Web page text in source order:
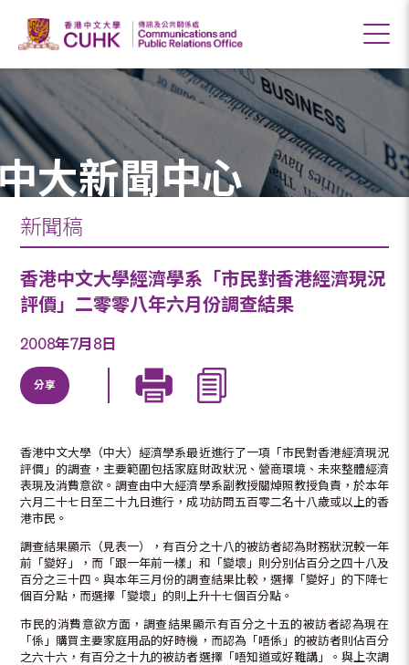
大新聞中心
新聞稿
香港中文大學經濟學系「市民對香港經濟現況
評價」二零零八年六月份調查結果
2008年7月8日
分享
香港中文大學（中大）經濟學系最近進行了一項「市民對香港經濟現況
評價」的調查，主要範圍包括家庭財政狀況、營商環境、未來整體經濟
表現及消費意欲。調查由中大經濟學系副教授關焯照教授負責，於本年
六月二十七日至二十九日進行，成功訪問五百零二名十八歲或以上的香
港市民。
調查結果顯示（見表一），有百分之十八的被訪者認為財務狀況較一年
前「變好」，而「跟一年前一樣」和「變壞」則分別佔百分之四十八及
百分之三十四。與本年三月份的調查結果比較，選擇「變好」的下降七
個百分點，而選擇「變壞」的則上升十七個百分點。
市民的消費意欲方面，調查結果顯示有百分之十五的被訪者認為現在
「係」購買主要家庭用品的好時機，而認為「唔係」的被訪者則佔百分
之六十六，有百分之十九的被訪者選擇「唔知道或好難講」。與上次調